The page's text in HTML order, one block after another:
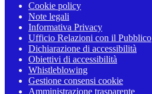
Cookie policy
Note legali
Informativa Privacy
Ufficio Relazioni con il Pubblico
Dichiarazione di accessibilità
Obiettivi di accessibilità
Whistleblowing
Gestione consensi cookie
Amministrazione trasparente